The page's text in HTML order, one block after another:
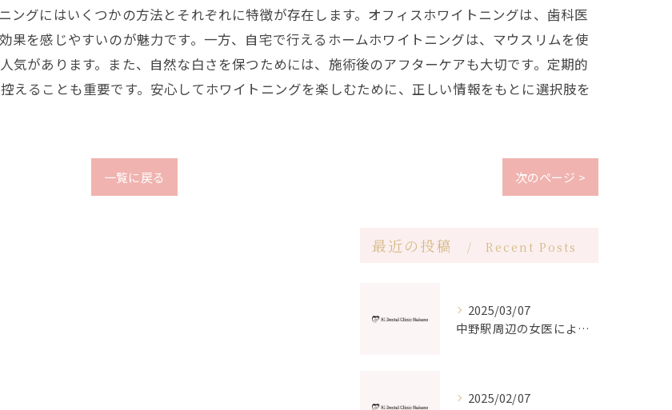
ングにはいくつかの方法とそれぞれに特徴が存在します。オフィスホワイトニングは、歯科医
果を感じやすいのが魅力です。一方、自宅で行えるホームホワイトニングは、マウスリムを使
気があります。また、自然な白さを保つためには、施術後のアフターケアも大切です。定期的
えることも重要です。安心してホワイトニングを楽しむために、正しい情報をもとに選択肢を
一覧に戻る 次のページ >
最近の投稿 Recent Posts
2025/03/07
中野駅周辺の女医による丁寧で痛みの少ない治療方法
2025/02/07